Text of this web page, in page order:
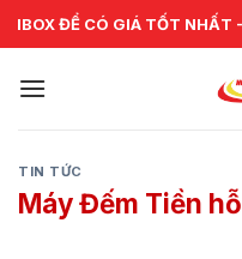
Skip
to
CHUYÊN CUNG CẤP VÀ
TIN TỨC
Máy Đếm Tiền
IBOX ĐỂ CÓ GIÁ TỐT NHẤT